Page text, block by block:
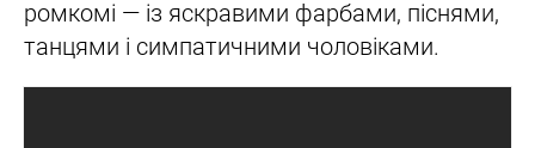
ромкомі — із яскравими фарбами, піснями,
танцями і симпатичними чоловіками.